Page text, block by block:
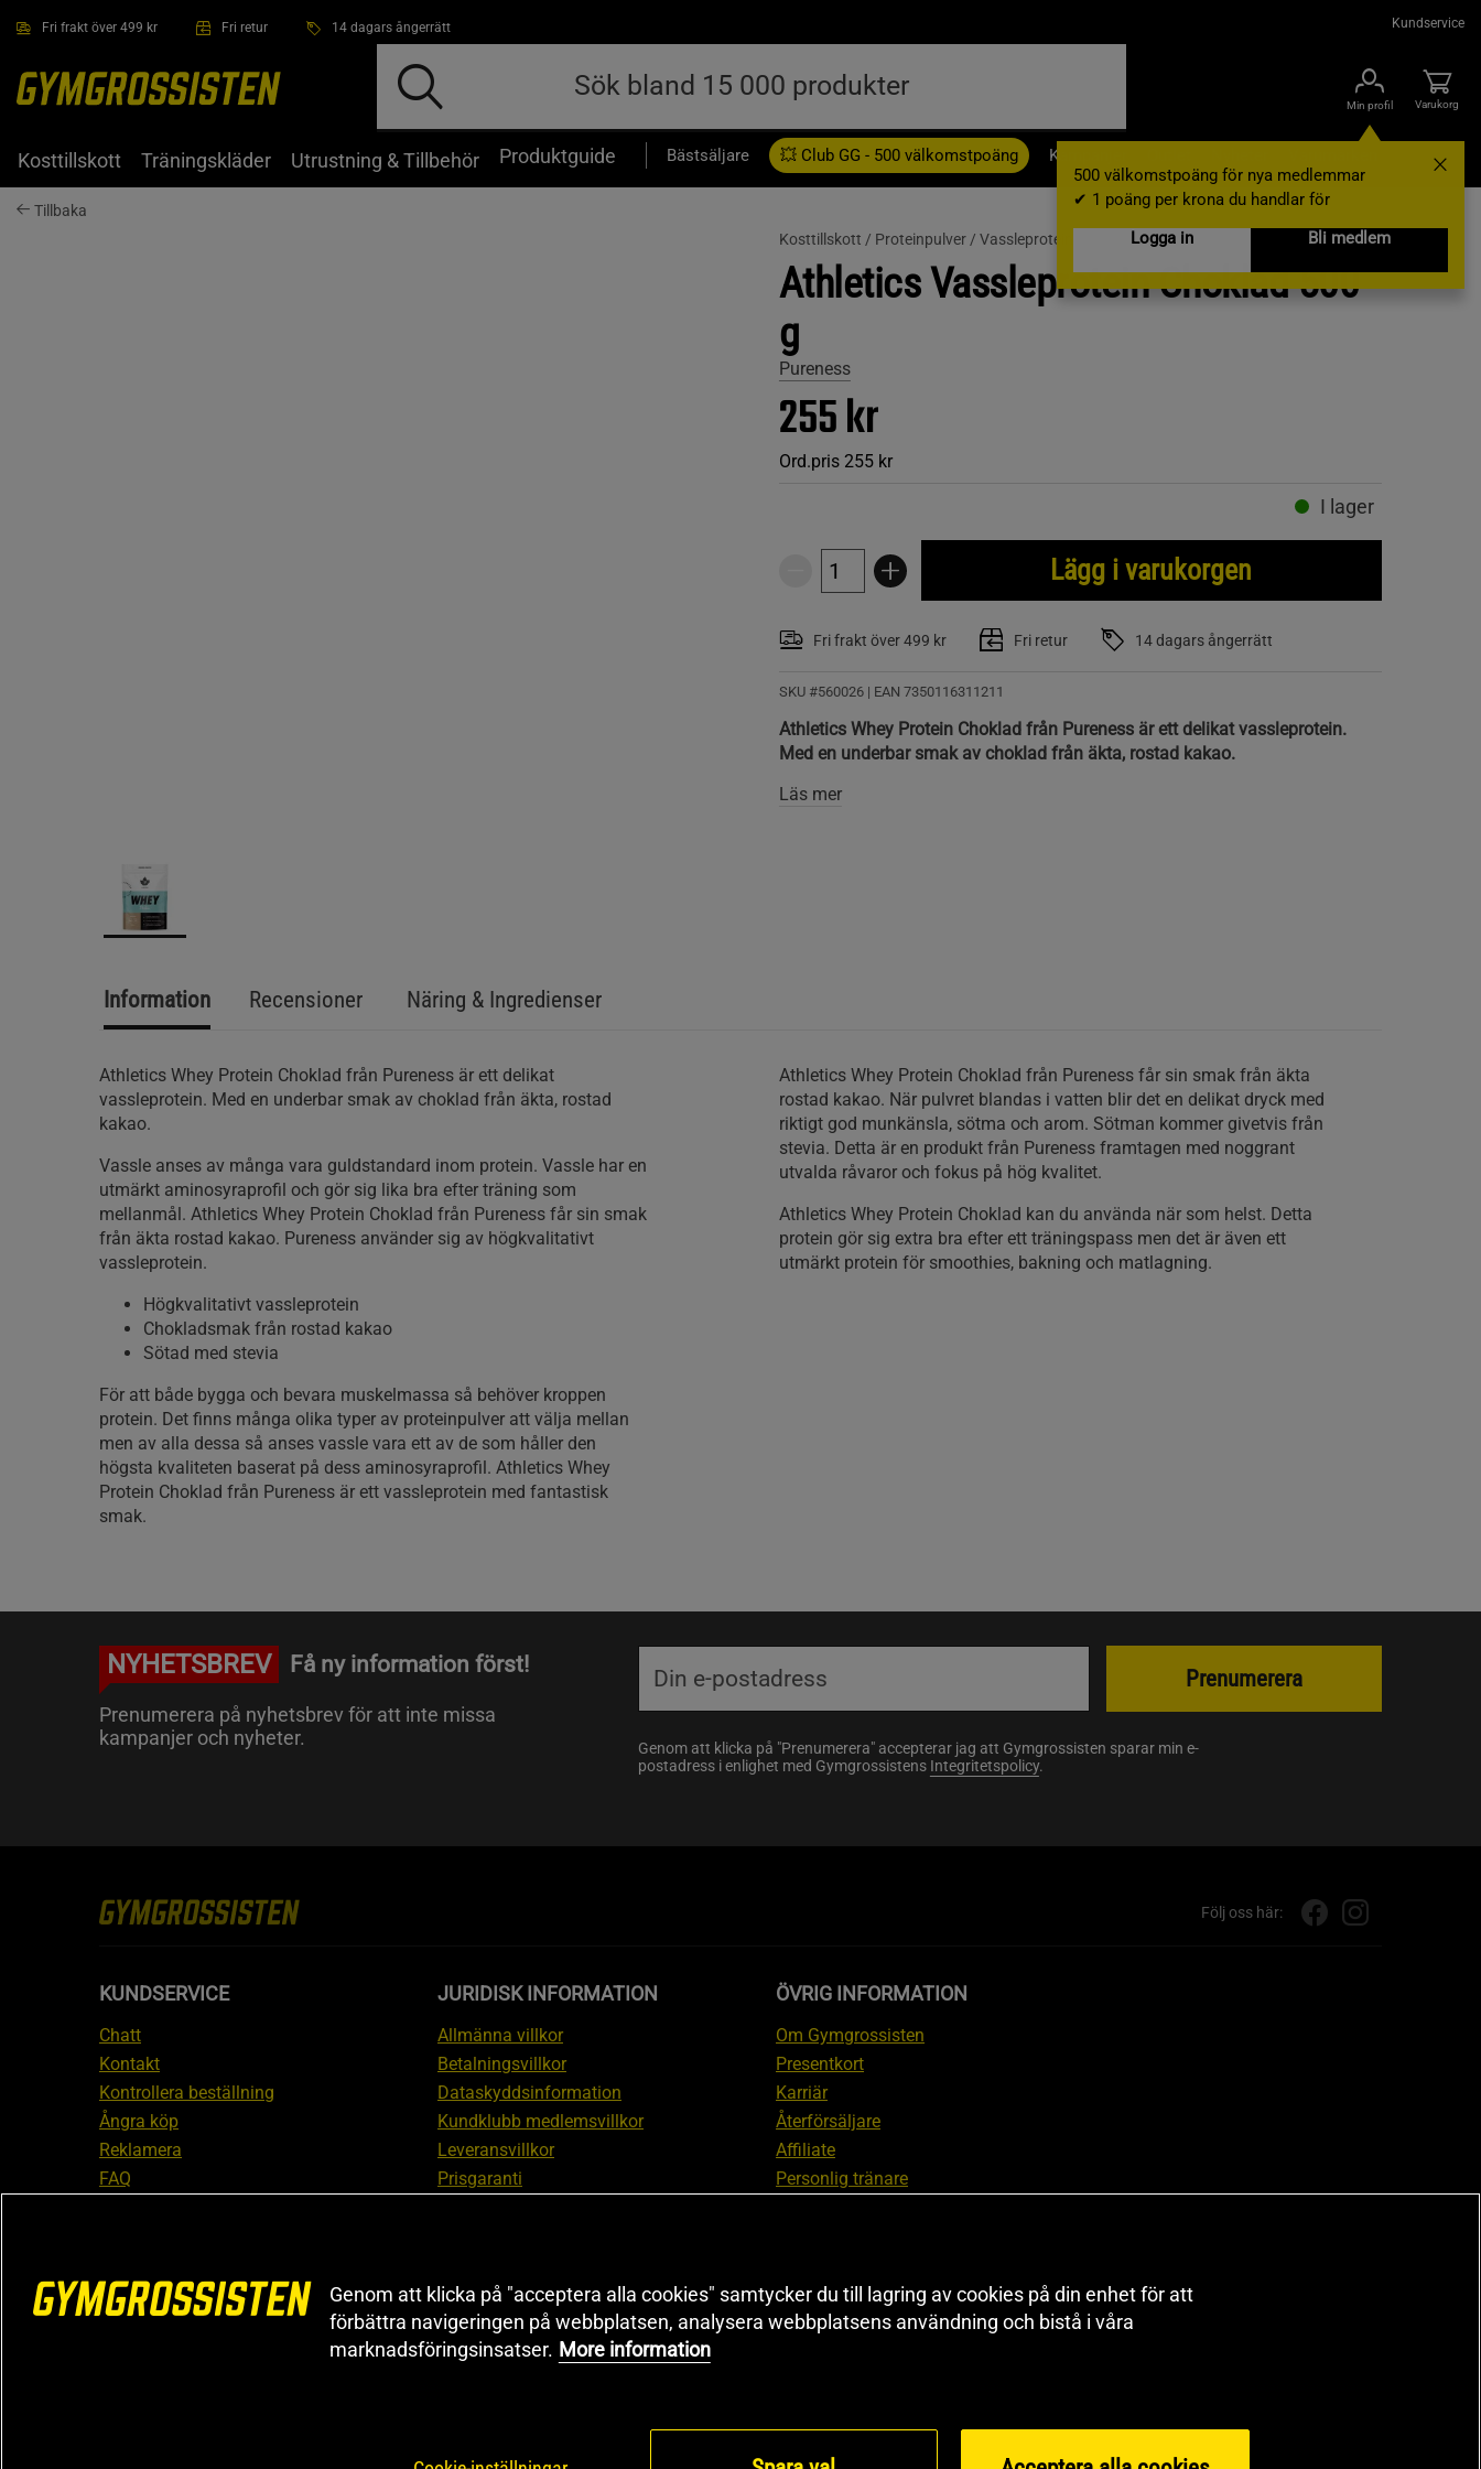
Fri frakt över 499 kr Fri retur 14 dagars ångerrätt Kundservice
Min profil
500 välkomstpoäng för nya medlemmar
✔ 1 poäng per krona du handlar för
Logga in
Bli medlem
Varukorg
Kosttillskott Träningskläder Utrustning & Tillbehör Produktguide Bästsäljare 💥 Club GG - 500 välkomstpoäng Kampanjer
Tillbaka
Kosttillskott / Proteinpulver / Vassleprotein
Athletics Vassleprotein Choklad 500
g
Pureness
255 kr
Ord.pris 255 kr
I lager
Lägg i varukorgen
Fri frakt över 499 kr Fri retur 14 dagars ångerrätt
SKU #560026 | EAN 7350116311211
Athletics Whey Protein Choklad från Pureness är ett delikat vassleprotein.
Med en underbar smak av choklad från äkta, rostad kakao.
Läs mer
Information Recensioner Näring & Ingredienser
Athletics Whey Protein Choklad från Pureness är ett delikat
vassleprotein. Med en underbar smak av choklad från äkta, rostad
kakao.
Vassle anses av många vara guldstandard inom protein. Vassle har en
utmärkt aminosyraprofil och gör sig lika bra efter träning som
mellanmål. Athletics Whey Protein Choklad från Pureness får sin smak
från äkta rostad kakao. Pureness använder sig av högkvalitativt
vassleprotein.
Högkvalitativt vassleprotein
Chokladsmak från rostad kakao
Sötad med stevia
För att både bygga och bevara muskelmassa så behöver kroppen
protein. Det finns många olika typer av proteinpulver att välja mellan
men av alla dessa så anses vassle vara ett av de som håller den
högsta kvaliteten baserat på dess aminosyraprofil. Athletics Whey
Protein Choklad från Pureness är ett vassleprotein med fantastisk
smak.
Athletics Whey Protein Choklad från Pureness får sin smak från äkta
rostad kakao. När pulvret blandas i vatten blir det en delikat dryck med
riktigt god munkänsla, sötma och arom. Sötman kommer givetvis från
stevia. Detta är en produkt från Pureness framtagen med noggrant
utvalda råvaror och fokus på hög kvalitet.
Athletics Whey Protein Choklad kan du använda när som helst. Detta
protein gör sig extra bra efter ett träningspass men det är även ett
utmärkt protein för smoothies, bakning och matlagning.
NYHETSBREV Få ny information först!
Prenumerera på nyhetsbrev för att inte missa
kampanjer och nyheter.
Genom att klicka på "Prenumerera" accepterar jag att Gymgrossisten sparar min e-
postadress i enlighet med Gymgrossistens Integritetspolicy.
Prenumerera
Följ oss här:
KUNDSERVICE
Chatt
Kontakt
Kontrollera beställning
Ångra köp
Reklamera
FAQ
JURIDISK INFORMATION
Allmänna villkor
Betalningsvillkor
Dataskyddsinformation
Kundklubb medlemsvillkor
Leveransvillkor
Prisgaranti
ÖVRIG INFORMATION
Om Gymgrossisten
Presentkort
Karriär
Återförsäljare
Affiliate
Personlig tränare
Black Friday
Artiklar & Övningar
Genom att klicka på "acceptera alla cookies" samtycker du till lagring av cookies på din enhet för att
förbättra navigeringen på webbplatsen, analysera webbplatsens användning och bistå i våra
marknadsföringsinsatser. More information